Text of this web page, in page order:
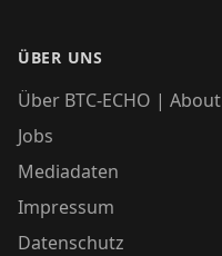
ÜBER UNS
Über BTC-ECHO | About
Jobs
Mediadaten
Impressum
Datenschutz